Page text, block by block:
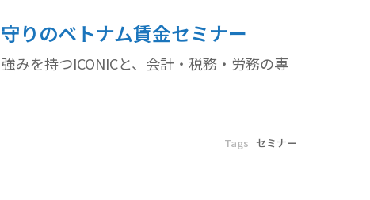
りのベトナム賃金セミナー
みを持つICONICと、会計・税務・労務の専
Tags セミナー